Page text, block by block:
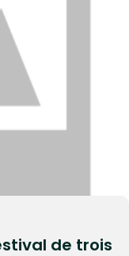
de trois